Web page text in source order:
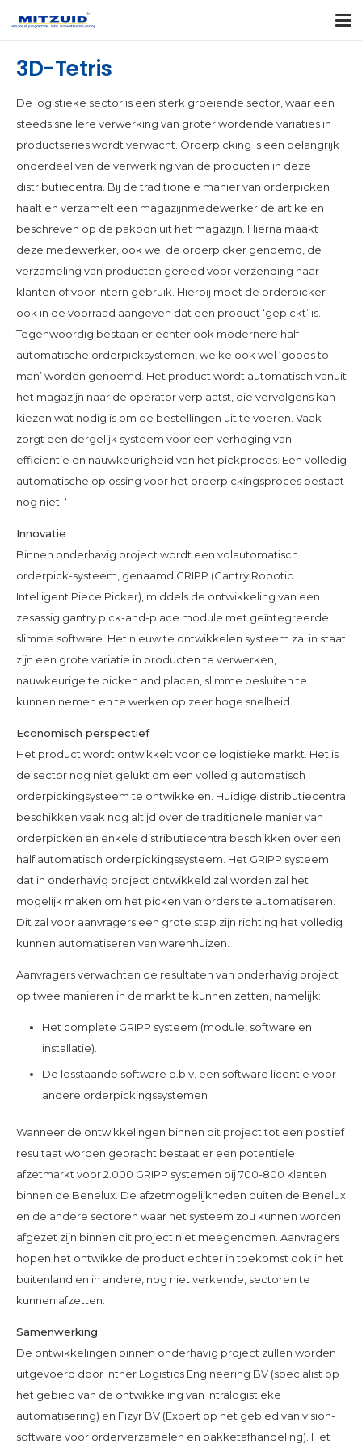
3D-Tetris
De logistieke sector is een sterk groeiende sector, waar een
steeds snellere verwerking van groter wordende variaties in
productseries wordt verwacht. Orderpicking is een belangrijk
onderdeel van de verwerking van de producten in deze
distributiecentra. Bij de traditionele manier van orderpicken
haalt en verzamelt een magazijnmedewerker de artikelen
beschreven op de pakbon uit het magazijn. Hierna maakt
deze medewerker, ook wel de orderpicker genoemd, de
verzameling van producten gereed voor verzending naar
klanten of voor intern gebruik. Hierbij moet de orderpicker
ook in de voorraad aangeven dat een product ‘gepickt’ is.
Tegenwoordig bestaan er echter ook modernere half
automatische orderpicksystemen, welke ook wel ‘goods to
man’ worden genoemd. Het product wordt automatisch vanuit
het magazijn naar de operator verplaatst, die vervolgens kan
kiezen wat nodig is om de bestellingen uit te voeren. Vaak
zorgt een dergelijk systeem voor een verhoging van
efficiëntie en nauwkeurigheid van het pickproces. Een volledig
automatische oplossing voor het orderpickingsproces bestaat
nog niet. ‘
Innovatie
Binnen onderhavig project wordt een volautomatisch
orderpick-systeem, genaamd GRIPP (Gantry Robotic
Intelligent Piece Picker), middels de ontwikkeling van een
zesassig gantry pick-and-place module met geïntegreerde
slimme software. Het nieuw te ontwikkelen systeem zal in staat
zijn een grote variatie in producten te verwerken,
nauwkeurige te picken and placen, slimme besluiten te
kunnen nemen en te werken op zeer hoge snelheid.
Economisch perspectief
Het product wordt ontwikkelt voor de logistieke markt. Het is
de sector nog niet gelukt om een volledig automatisch
orderpickingsysteem te ontwikkelen. Huidige distributiecentra
beschikken vaak nog altijd over de traditionele manier van
orderpicken en enkele distributiecentra beschikken over een
half automatisch orderpickingssysteem. Het GRIPP systeem
dat in onderhavig project ontwikkeld zal worden zal het
mogelijk maken om het picken van orders te automatiseren.
Dit zal voor aanvragers een grote stap zijn richting het volledig
kunnen automatiseren van warenhuizen.
Aanvragers verwachten de resultaten van onderhavig project
op twee manieren in de markt te kunnen zetten, namelijk:
Het complete GRIPP systeem (module, software en
installatie).
De losstaande software o.b.v. een software licentie voor
andere orderpickingssystemen
Wanneer de ontwikkelingen binnen dit project tot een positief
resultaat worden gebracht bestaat er een potentiele
afzetmarkt voor 2.000 GRIPP systemen bij 700-800 klanten
binnen de Benelux. De afzetmogelijkheden buiten de Benelux
en de andere sectoren waar het systeem zou kunnen worden
afgezet zijn binnen dit project niet meegenomen. Aanvragers
hopen het ontwikkelde product echter in toekomst ook in het
buitenland en in andere, nog niet verkende, sectoren te
kunnen afzetten.
Samenwerking
De ontwikkelingen binnen onderhavig project zullen worden
uitgevoerd door Inther Logistics Engineering BV (specialist op
het gebied van de ontwikkeling van intralogistieke
automatisering) en Fizyr BV (Expert op het gebied van vision-
software voor orderverzamelen en pakketafhandeling). Het